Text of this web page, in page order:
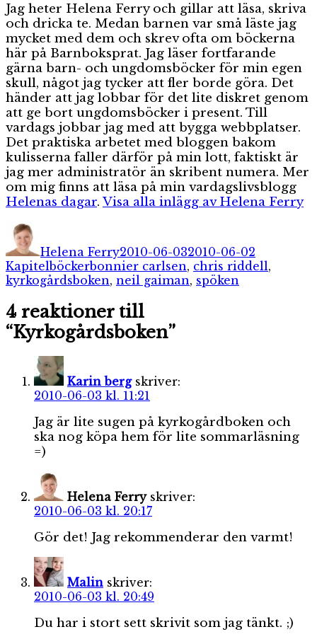
Jag heter Helena Ferry och gillar att läsa, skriva
och dricka te. Medan barnen var små läste jag
mycket med dem och skrev ofta om böckerna
här på Barnboksprat. Jag läser fortfarande
gärna barn- och ungdomsböcker för min egen
skull, något jag tycker att fler borde göra. Det
händer att jag lobbar för det lite diskret genom
att ge bort ungdomsböcker i present. Till
vardags jobbar jag med att bygga webbplatser.
Det praktiska arbetet med bloggen bakom
kulisserna faller därför på min lott, faktiskt är
jag mer administratör än skribent numera. Mer
om mig finns att läsa på min vardagslivsblogg
Helenas dagar. Visa alla inlägg av Helena Ferry
Helena Ferry2010-06-032010-06-02
KapitelböckerEtiketter
bonnier carlsen, chris riddell,
kyrkogårdsboken, neil gaiman, spöken
4 reaktioner till
“Kyrkogårdsboken”
Karin berg skriver:
2010-06-03 kl. 11:21
Jag är lite sugen på kyrkogårdboken och
ska nog köpa hem för lite sommarläsning
=)
Helena Ferry skriver:
2010-06-03 kl. 20:17
Gör det! Jag rekommenderar den varmt!
Malin skriver:
2010-06-03 kl. 20:49
Du har i stort sett skrivit som jag tänkt. ;)